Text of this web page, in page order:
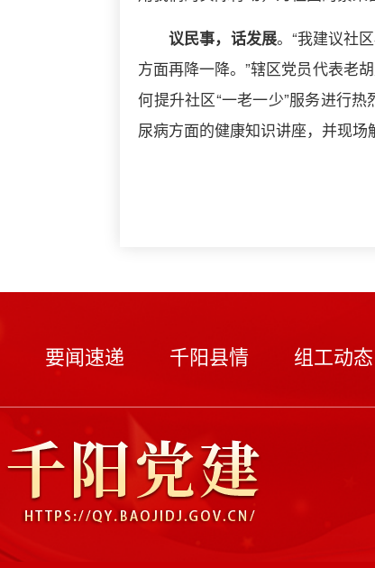
议民事，话发展。“我建议社
方面再降一降。”辖区党员代表老
何提升社区“一老一少”服务进行
尿病方面的健康知识讲座，并现场
要闻速递 千阳县情 组工动态